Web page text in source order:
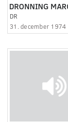
DR
31. december 1974